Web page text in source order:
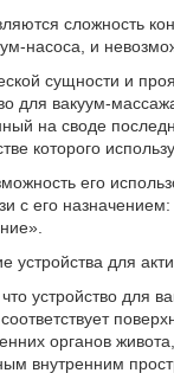
сложность
насоса, и
сущности и
для вакуум-
на своде
которого
его
с его
устройства для
устройство для
органов
внутренним